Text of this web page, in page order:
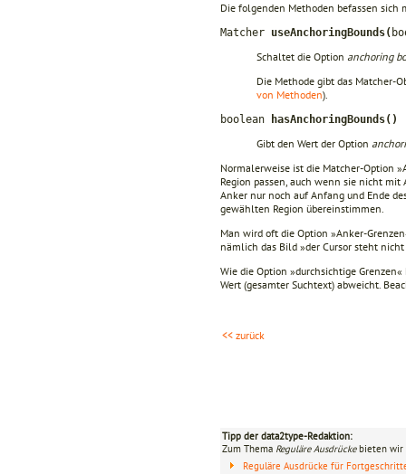
Die folgenden Methoden befassen sich
Matcher useAnchoringBounds(
Schaltet die Option anchoring
Die Methode gibt das Matcher-
von Methoden).
boolean hasAnchoringBounds()
Gibt den Wert der Option
Normalerweise ist die Matcher-Option
Region passen, auch wenn sie nicht
Anker nur noch auf Anfang und Ende
gewählten Region übereinstimmen.
Man wird oft die Option »Anker-
nämlich das Bild »der Cursor steht
Wie die Option »durchsichtige
Wert (gesamter Suchtext) abweicht.
<< zurück
Tipp der data2type-Redaktion:
Zum Thema Reguläre Ausdrückebieten wir
Reguläre Ausdrücke für